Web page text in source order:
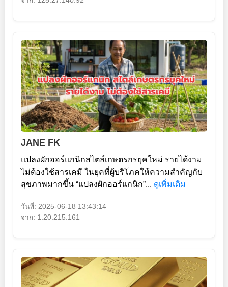
JANE FK
แปลงผักออร์แกนิกสไตล์เกษตรกรยุคใหม่ รายได้งาม
ไม่ต้องใช้สารเคมี ในยุคที่ผู้บริโภคให้ความสำคัญกับ
สุขภาพมากขึ้น “แปลงผักออร์แกนิก”... ดูเพิ่มเติม
วันที่: 2025-06-18 13:43:14
จาก: 1.20.215.161